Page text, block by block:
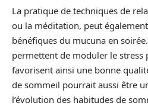
La pratique de techniques de
ou la méditation, peut
bénéfiques du mucuna en
permettent de moduler le stress
favorisent ainsi une bonne
de sommeil pourrait aussi être
l’évolution des habitudes de